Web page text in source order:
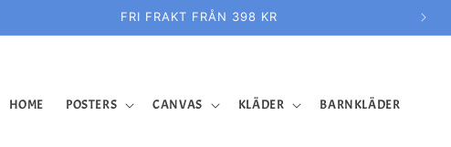
FRI FRAKT FRÅN 398 KR
HOME POSTERS CANVAS KLÄDER BARNKLÄDER